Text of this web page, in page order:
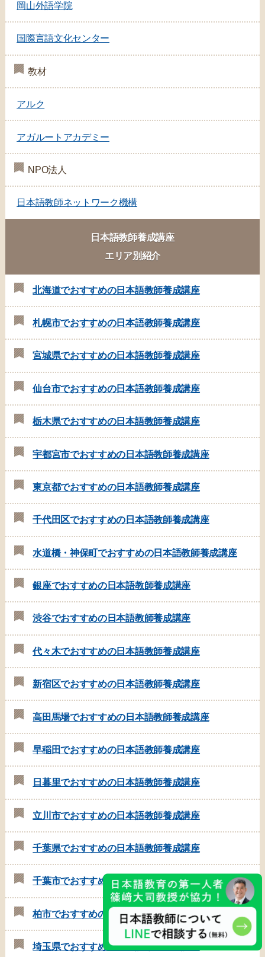
岡山外語学院
国際言語文化センター
教材
アルク
アガルートアカデミー
NPO法人
日本語教師ネットワーク機構
日本語教師養成講座
エリア別紹介
北海道でおすすめの日本語教師養成講座
札幌市でおすすめの日本語教師養成講座
宮城県でおすすめの日本語教師養成講座
仙台市でおすすめの日本語教師養成講座
栃木県でおすすめの日本語教師養成講座
宇都宮市でおすすめの日本語教師養成講座
東京都でおすすめの日本語教師養成講座
千代田区でおすすめの日本語教師養成講座
水道橋・神保町でおすすめの日本語教師養成講座
銀座でおすすめの日本語教師養成講座
渋谷でおすすめの日本語教師養成講座
代々木でおすすめの日本語教師養成講座
新宿区でおすすめの日本語教師養成講座
高田馬場でおすすめの日本語教師養成講座
早稲田でおすすめの日本語教師養成講座
日暮里でおすすめの日本語教師養成講座
立川市でおすすめの日本語教師養成講座
千葉県でおすすめの日本語教師養成講座
千葉市でおすすめの日本語教師養成講座
柏市でおすすめの日本語教師養成講座
埼玉県でおすすめの日本語教師養成講座